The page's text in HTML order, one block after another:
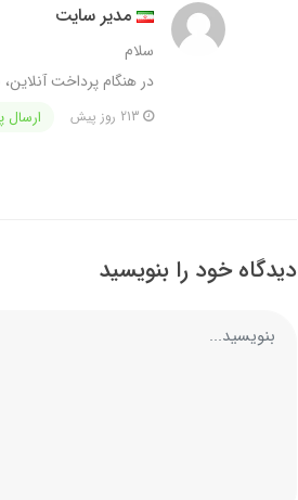
مدیر سایت
سلام
در هنگام پرداخت
ارسال
دیدگاه خود را بنویسید